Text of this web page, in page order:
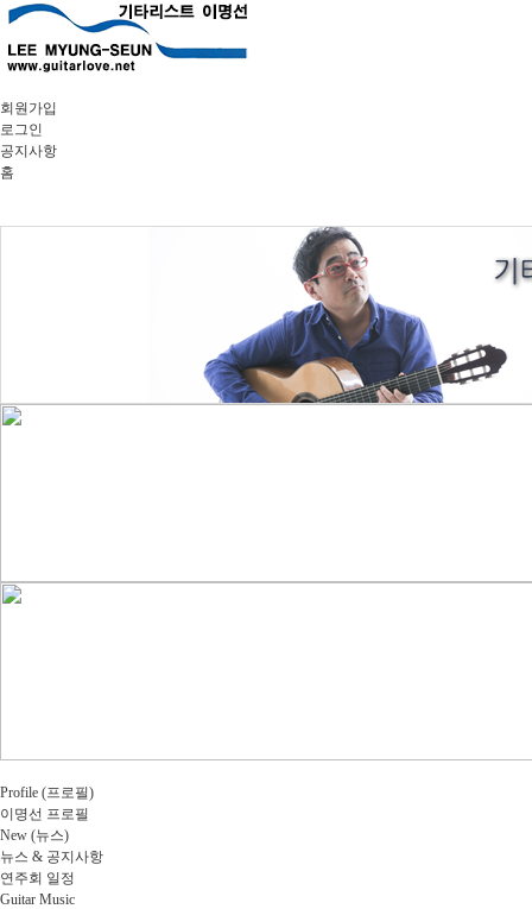
회원가입
로그인
공지사항
홈
Profile (프로필)
이명선 프로필
New (뉴스)
뉴스 & 공지사항
연주회 일정
Guitar Music